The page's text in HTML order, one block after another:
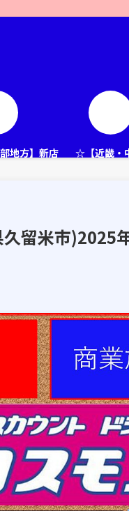
地方】新店 ☆【近畿・
留米市)2025